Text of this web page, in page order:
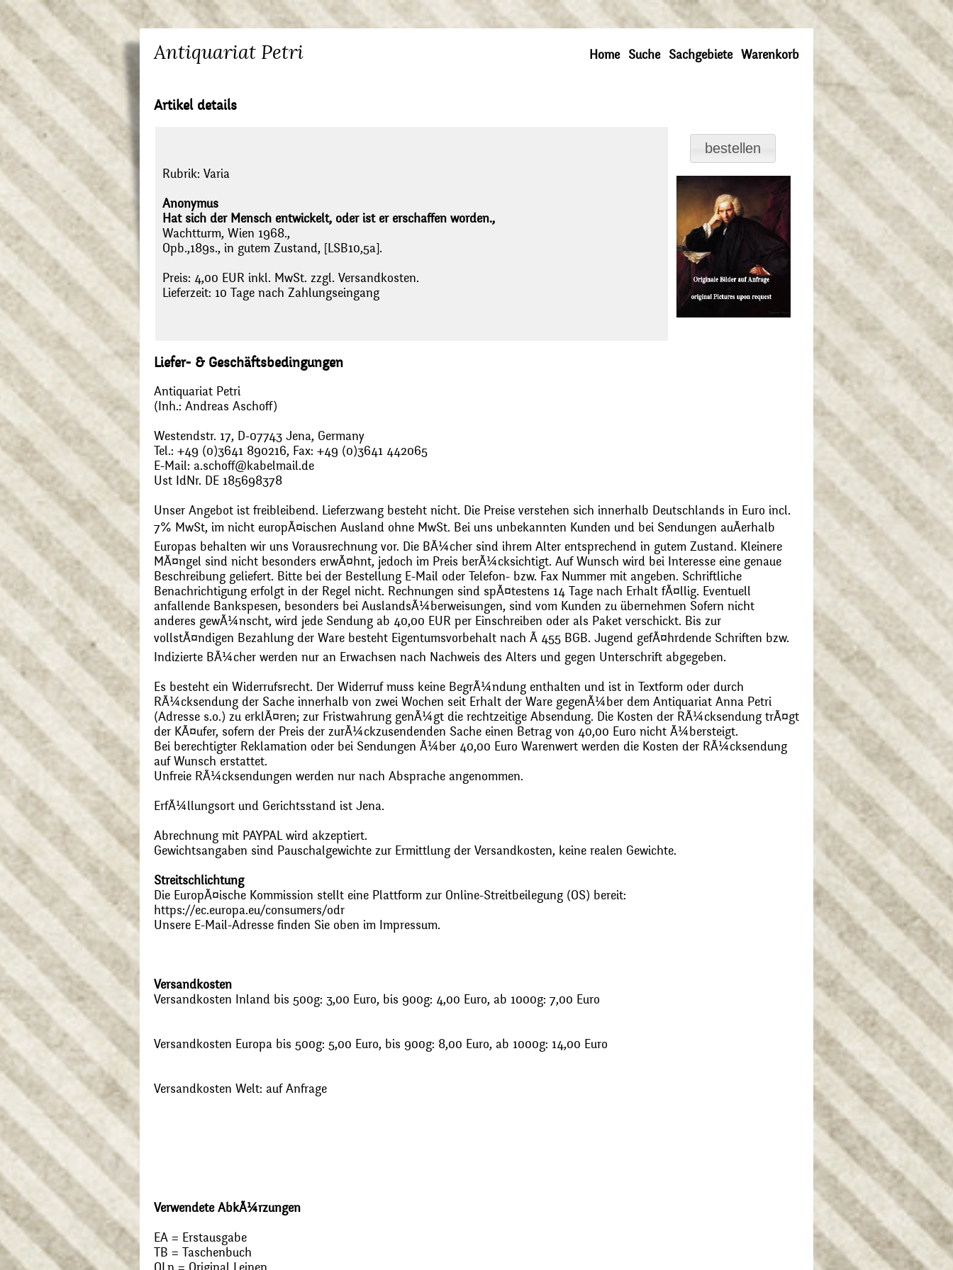
Antiquariat Petri Home Suche Sachgebiete Warenkorb
Artikel details
Rubrik: Varia
Anonymus
Hat sich der Mensch entwickelt, oder ist er erschaffen worden.,
Wachtturm, Wien 1968.,
Opb.,189s., in gutem Zustand, [LSB10,5a].
Preis: 4,00 EUR inkl. MwSt. zzgl. Versandkosten.
Lieferzeit: 10 Tage nach Zahlungseingang
Liefer- & Geschäftsbedingungen
Antiquariat Petri
(Inh.: Andreas Aschoff)
Westendstr. 17, D-07743 Jena, Germany
Tel.: +49 (0)3641 890216, Fax: +49 (0)3641 442065
E-Mail: a.schoff@kabelmail.de
Ust IdNr. DE 185698378
Unser Angebot ist freibleibend. Lieferzwang besteht nicht. Die Preise verstehen sich innerhalb Deutschlands in Euro incl.
7% MwSt, im nicht europÃ¤ischen Ausland ohne MwSt. Bei uns unbekannten Kunden und bei Sendungen auÃerhalb
Europas behalten wir uns Vorausrechnung vor. Die BÃ¼cher sind ihrem Alter entsprechend in gutem Zustand. Kleinere
MÃ¤ngel sind nicht besonders erwÃ¤hnt, jedoch im Preis berÃ¼cksichtigt. Auf Wunsch wird bei Interesse eine genaue
Beschreibung geliefert. Bitte bei der Bestellung E-Mail oder Telefon- bzw. Fax Nummer mit angeben. Schriftliche
Benachrichtigung erfolgt in der Regel nicht. Rechnungen sind spÃ¤testens 14 Tage nach Erhalt fÃ¤llig. Eventuell
anfallende Bankspesen, besonders bei AuslandsÃ¼berweisungen, sind vom Kunden zu übernehmen Sofern nicht
anderes gewÃ¼nscht, wird jede Sendung ab 40,00 EUR per Einschreiben oder als Paket verschickt. Bis zur
vollstÃ¤ndigen Bezahlung der Ware besteht Eigentumsvorbehalt nach Ã 455 BGB. Jugend gefÃ¤hrdende Schriften bzw.
Indizierte BÃ¼cher werden nur an Erwachsen nach Nachweis des Alters und gegen Unterschrift abgegeben.
Es besteht ein Widerrufsrecht. Der Widerruf muss keine BegrÃ¼ndung enthalten und ist in Textform oder durch
RÃ¼cksendung der Sache innerhalb von zwei Wochen seit Erhalt der Ware gegenÃ¼ber dem Antiquariat Anna Petri
(Adresse s.o.) zu erklÃ¤ren; zur Fristwahrung genÃ¼gt die rechtzeitige Absendung. Die Kosten der RÃ¼cksendung trÃ¤gt
der KÃ¤ufer, sofern der Preis der zurÃ¼ckzusendenden Sache einen Betrag von 40,00 Euro nicht Ã¼bersteigt.
Bei berechtigter Reklamation oder bei Sendungen Ã¼ber 40,00 Euro Warenwert werden die Kosten der RÃ¼cksendung
auf Wunsch erstattet.
Unfreie RÃ¼cksendungen werden nur nach Absprache angenommen.
ErfÃ¼llungsort und Gerichtsstand ist Jena.
Abrechnung mit PAYPAL wird akzeptiert.
Gewichtsangaben sind Pauschalgewichte zur Ermittlung der Versandkosten, keine realen Gewichte.
Streitschlichtung
Die EuropÃ¤ische Kommission stellt eine Plattform zur Online-Streitbeilegung (OS) bereit:
https://ec.europa.eu/consumers/odr
Unsere E-Mail-Adresse finden Sie oben im Impressum.
Versandkosten
Versandkosten Inland bis 500g: 3,00 Euro, bis 900g: 4,00 Euro, ab 1000g: 7,00 Euro
Versandkosten Europa bis 500g: 5,00 Euro, bis 900g: 8,00 Euro, ab 1000g: 14,00 Euro
Versandkosten Welt: auf Anfrage
Verwendete AbkÃ¼rzungen
EA = Erstausgabe
TB = Taschenbuch